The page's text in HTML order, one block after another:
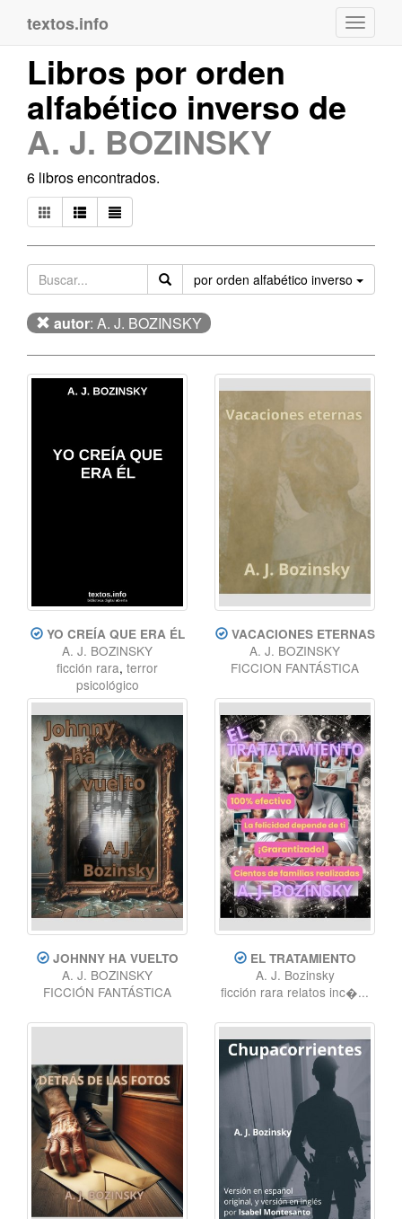
textos.info
Libros por orden
alfabético inverso de
A. J. BOZINSKY
6 libros encontrados.
por orden alfabético inverso
autor: A. J. BOZINSKY
YO CREÍA QUE ERA ÉL
A. J. BOZINSKY
ficción rara, terror
psicológico
VACACIONES ETERNAS
A. J. BOZINSKY
FICCION FANTÁSTICA
JOHNNY HA VUELTO
A. J. BOZINSKY
FICCIÓN FANTÁSTICA
EL TRATAMIENTO
A. J. Bozinsky
ficción rara relatos inc�...